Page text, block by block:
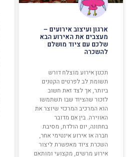
ארגון ועיצוב אירועים –
מעצבים את האירוע הבא
שלכם עם ציוד מושלם
להשכרה
תכנון אירוע מוצלח דורש
תשומת לב לפרטים הקטנים
ביותר, אך לצד זאת חשוב
לזכור שהציוד שבו תשתמשו
הוא המרכיב המרכזי שיוצר את
האווירה. בין אם מדובר
בחתונה, יום הולדת, מסיבת
חברה או אירוע אינטימי אחר,
השכרת ציוד מאפשרת ליצור
אירוע מרשים, מקצועי ומותאם